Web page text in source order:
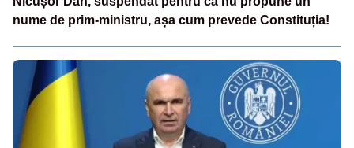
nume de prim-ministru, așa cum prevede Constituția!